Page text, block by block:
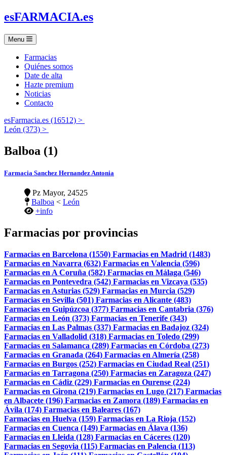
esFARMACIA.es
Menu
Farmacias
Quiénes somos
Date de alta
Hazte premium
Noticias
Contacto
esFarmacia.es (16512) >
León (373) >
Balboa (1)
Farmacia Sanchez Hernandez Antonia
Pz Mayor, 24525
Balboa < León
+info
Farmacias por provincias
Farmacias en Barcelona (1550) Farmacias en Madrid (1483)
Farmacias en Navarra (632) Farmacias en Valencia (596)
Farmacias en A Coruña (582) Farmacias en Málaga (546)
Farmacias en Pontevedra (542) Farmacias en Vizcaya (535)
Farmacias en Asturias (529) Farmacias en Murcia (529)
Farmacias en Sevilla (501) Farmacias en Alicante (483)
Farmacias en Guipúzcoa (377) Farmacias en Cantabria (376)
Farmacias en León (373) Farmacias en Tenerife (343)
Farmacias en Las Palmas (337) Farmacias en Badajoz (324)
Farmacias en Valladolid (318) Farmacias en Toledo (299)
Farmacias en Salamanca (289) Farmacias en Córdoba (273)
Farmacias en Granada (264) Farmacias en Almería (258)
Farmacias en Burgos (252) Farmacias en Ciudad Real (251)
Farmacias en Tarragona (250) Farmacias en Zaragoza (247)
Farmacias en Cádiz (229) Farmacias en Ourense (224)
Farmacias en Girona (219) Farmacias en Lugo (217) Farmacias
en Albacete (196) Farmacias en Zamora (189) Farmacias en
Ávila (174) Farmacias en Baleares (167)
Farmacias en Huelva (159) Farmacias en La Rioja (152)
Farmacias en Cuenca (149) Farmacias en Álava (136)
Farmacias en Lleida (128) Farmacias en Cáceres (120)
Farmacias en Segovia (115) Farmacias en Palencia (113)